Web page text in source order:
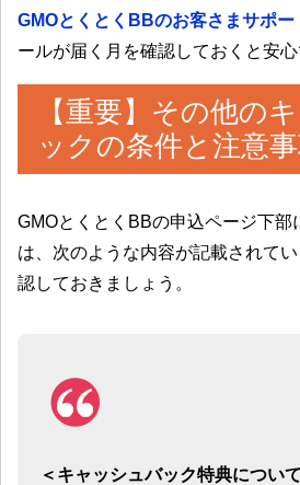
GMOとくとくBBのお客さまサポー
ールが届く月を確認しておくと安心
【重要】その他の
ックの条件と注意
GMOとくとくBBの申込ページ下部
は、次のような内容が記載されて
認しておきましょう。
＜キャッシュバック特典につい